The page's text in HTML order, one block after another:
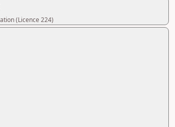
(Licence 224)